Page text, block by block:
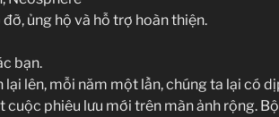
ủng hộ và hỗ trợ hoàn thiện.
bạn.
lại lên, mỗi năm một lần, chúng ta lại có
cuộc phiêu lưu mới trên màn ảnh rộng.